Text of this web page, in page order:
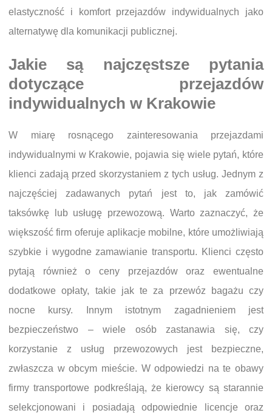
elastyczność i komfort przejazdów indywidualnych jako
alternatywę dla komunikacji publicznej.
Jakie są najczęstsze pytania
dotyczące przejazdów
indywidualnych w Krakowie
W miarę rosnącego zainteresowania przejazdami
indywidualnymi w Krakowie, pojawia się wiele pytań, które
klienci zadają przed skorzystaniem z tych usług. Jednym z
najczęściej zadawanych pytań jest to, jak zamówić
taksówkę lub usługę przewozową. Warto zaznaczyć, że
większość firm oferuje aplikacje mobilne, które umożliwiają
szybkie i wygodne zamawianie transportu. Klienci często
pytają również o ceny przejazdów oraz ewentualne
dodatkowe opłaty, takie jak te za przewóz bagażu czy
nocne kursy. Innym istotnym zagadnieniem jest
bezpieczeństwo – wiele osób zastanawia się, czy
korzystanie z usług przewozowych jest bezpieczne,
zwłaszcza w obcym mieście. W odpowiedzi na te obawy
firmy transportowe podkreślają, że kierowcy są starannie
selekcjonowani i posiadają odpowiednie licencje oraz